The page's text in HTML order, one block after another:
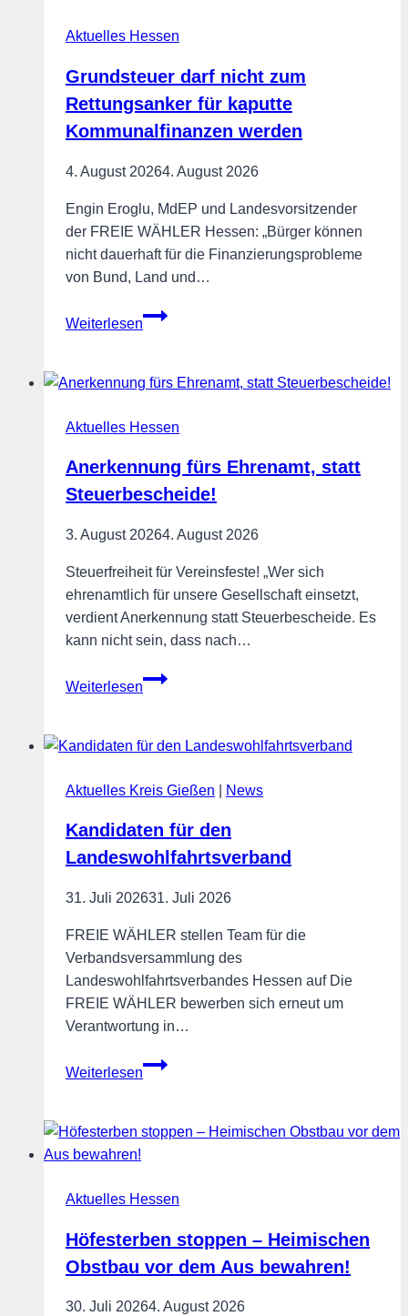
Steuer
Aktuelles Hessen
Grundsteuer darf nicht zum
Rettungsanker für kaputte
Kommunalfinanzen werden
4. August 20264. August 2026
Engin Eroglu, MdEP und Landesvorsitzender
der FREIE WÄHLER Hessen: „Bürger können
nicht dauerhaft für die Finanzierungsprobleme
von Bund, Land und…
Weiterlesen
Grundsteuer
zum
für
Kommunalfinanzen
werden
Aktuelles Hessen
Anerkennung fürs Ehrenamt, statt
Steuerbescheide!
3. August 20264. August 2026
Steuerfreiheit für Vereinsfeste! „Wer sich
ehrenamtlich für unsere Gesellschaft einsetzt,
verdient Anerkennung statt Steuerbescheide. Es
kann nicht sein, dass nach…
Weiterlesen
Anerkennung
statt
Aktuelles Kreis Gießen
News
Kandidaten für den
Landeswohlfahrtsverband
31. Juli 202631. Juli 2026
FREIE WÄHLER stellen Team für die
Verbandsversammlung des
Landeswohlfahrtsverbandes Hessen auf Die
FREIE WÄHLER bewerben sich erneut um
Verantwortung in…
Weiterlesen
Kandidaten
Landeswohlfahrtsverband
Aktuelles Hessen
Höfesterben stoppen – Heimischen
Obstbau vor dem Aus bewahren!
30. Juli 20264. August 2026